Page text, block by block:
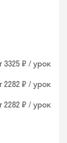
3325 ₽ / урок
2282 ₽ / урок
2282 ₽ / урок